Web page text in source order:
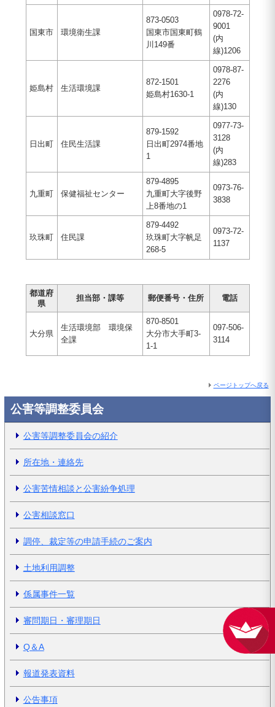
国東市 環境衛生課
873-0503
国東市国東町鶴
川149番
0978-72-
9001
(内
線)1206
姫島村 生活環境課
872-1501
姫島村1630-1
0978-87-
2276
(内
線)130
日出町 住民生活課
879-1592
日出町2974番地
1
0977-73-
3128
(内
線)283
九重町 保健福祉センター
879-4895
九重町大字後野
上8番地の1
0973-76-
3838
玖珠町 住民課
879-4492
玖珠町大字帆足
268-5
0973-72-
1137
都道府
県
担当部・課等 郵便番号・住所 電話
大分県
生活環境部 環境保
全課
870-8501
大分市大手町3-
1-1
097-506-
3114
ページトップへ戻る
公害等調整委員会
公害等調整委員会の紹介
所在地・連絡先
公害苦情相談と公害紛争処理
公害相談窓口
調停、裁定等の申請手続のご案内
土地利用調整
係属事件一覧
審問期日・審理期日
Q＆A
報道発表資料
公告事項